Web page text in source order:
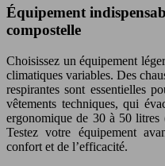
Équipement
compostelle
Choisissez un équipement
climatiques variables. Des
respirantes sont essentielles
vêtements techniques, qui
ergonomique de 30 à 50 litres
Testez votre équipement
confort et de l’efficacité.